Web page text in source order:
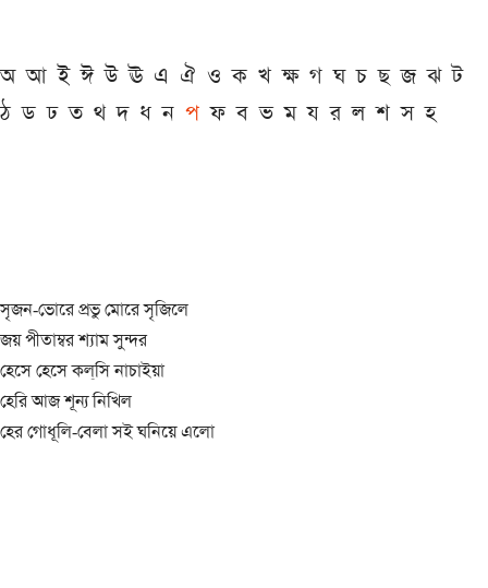
অ আ ই ঈ উ ঊ এ ঐ ও ক খ ক্ষ গ ঘ চ ছ জ ঝ ট
ঠ ড ঢ ত থ দ ধ ন প ফ ব ভ ম য র ল শ স হ
সৃজন-ভোরে প্রভু মোরে সৃজিলে
জয় পীতাম্বর শ্যাম সুন্দর
হেসে হেসে কল্‌সি নাচাইয়া
হেরি আজ শূন্য নিখিল
হের গোধূলি-বেলা সই ঘনিয়ে এলো